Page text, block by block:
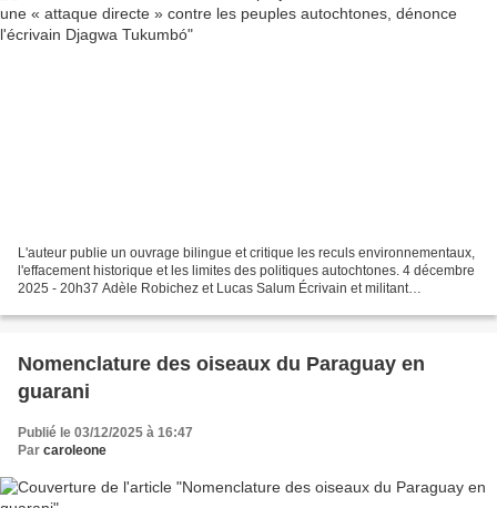
L'auteur publie un ouvrage bilingue et critique les reculs environnementaux,
l'effacement historique et les limites des politiques autochtones. 4 décembre
2025 - 20h37 Adèle Robichez et Lucas Salum Écrivain et militant
Nomenclature des oiseaux du Paraguay en
guarani
Publié le 03/12/2025 à 16:47
Par caroleone